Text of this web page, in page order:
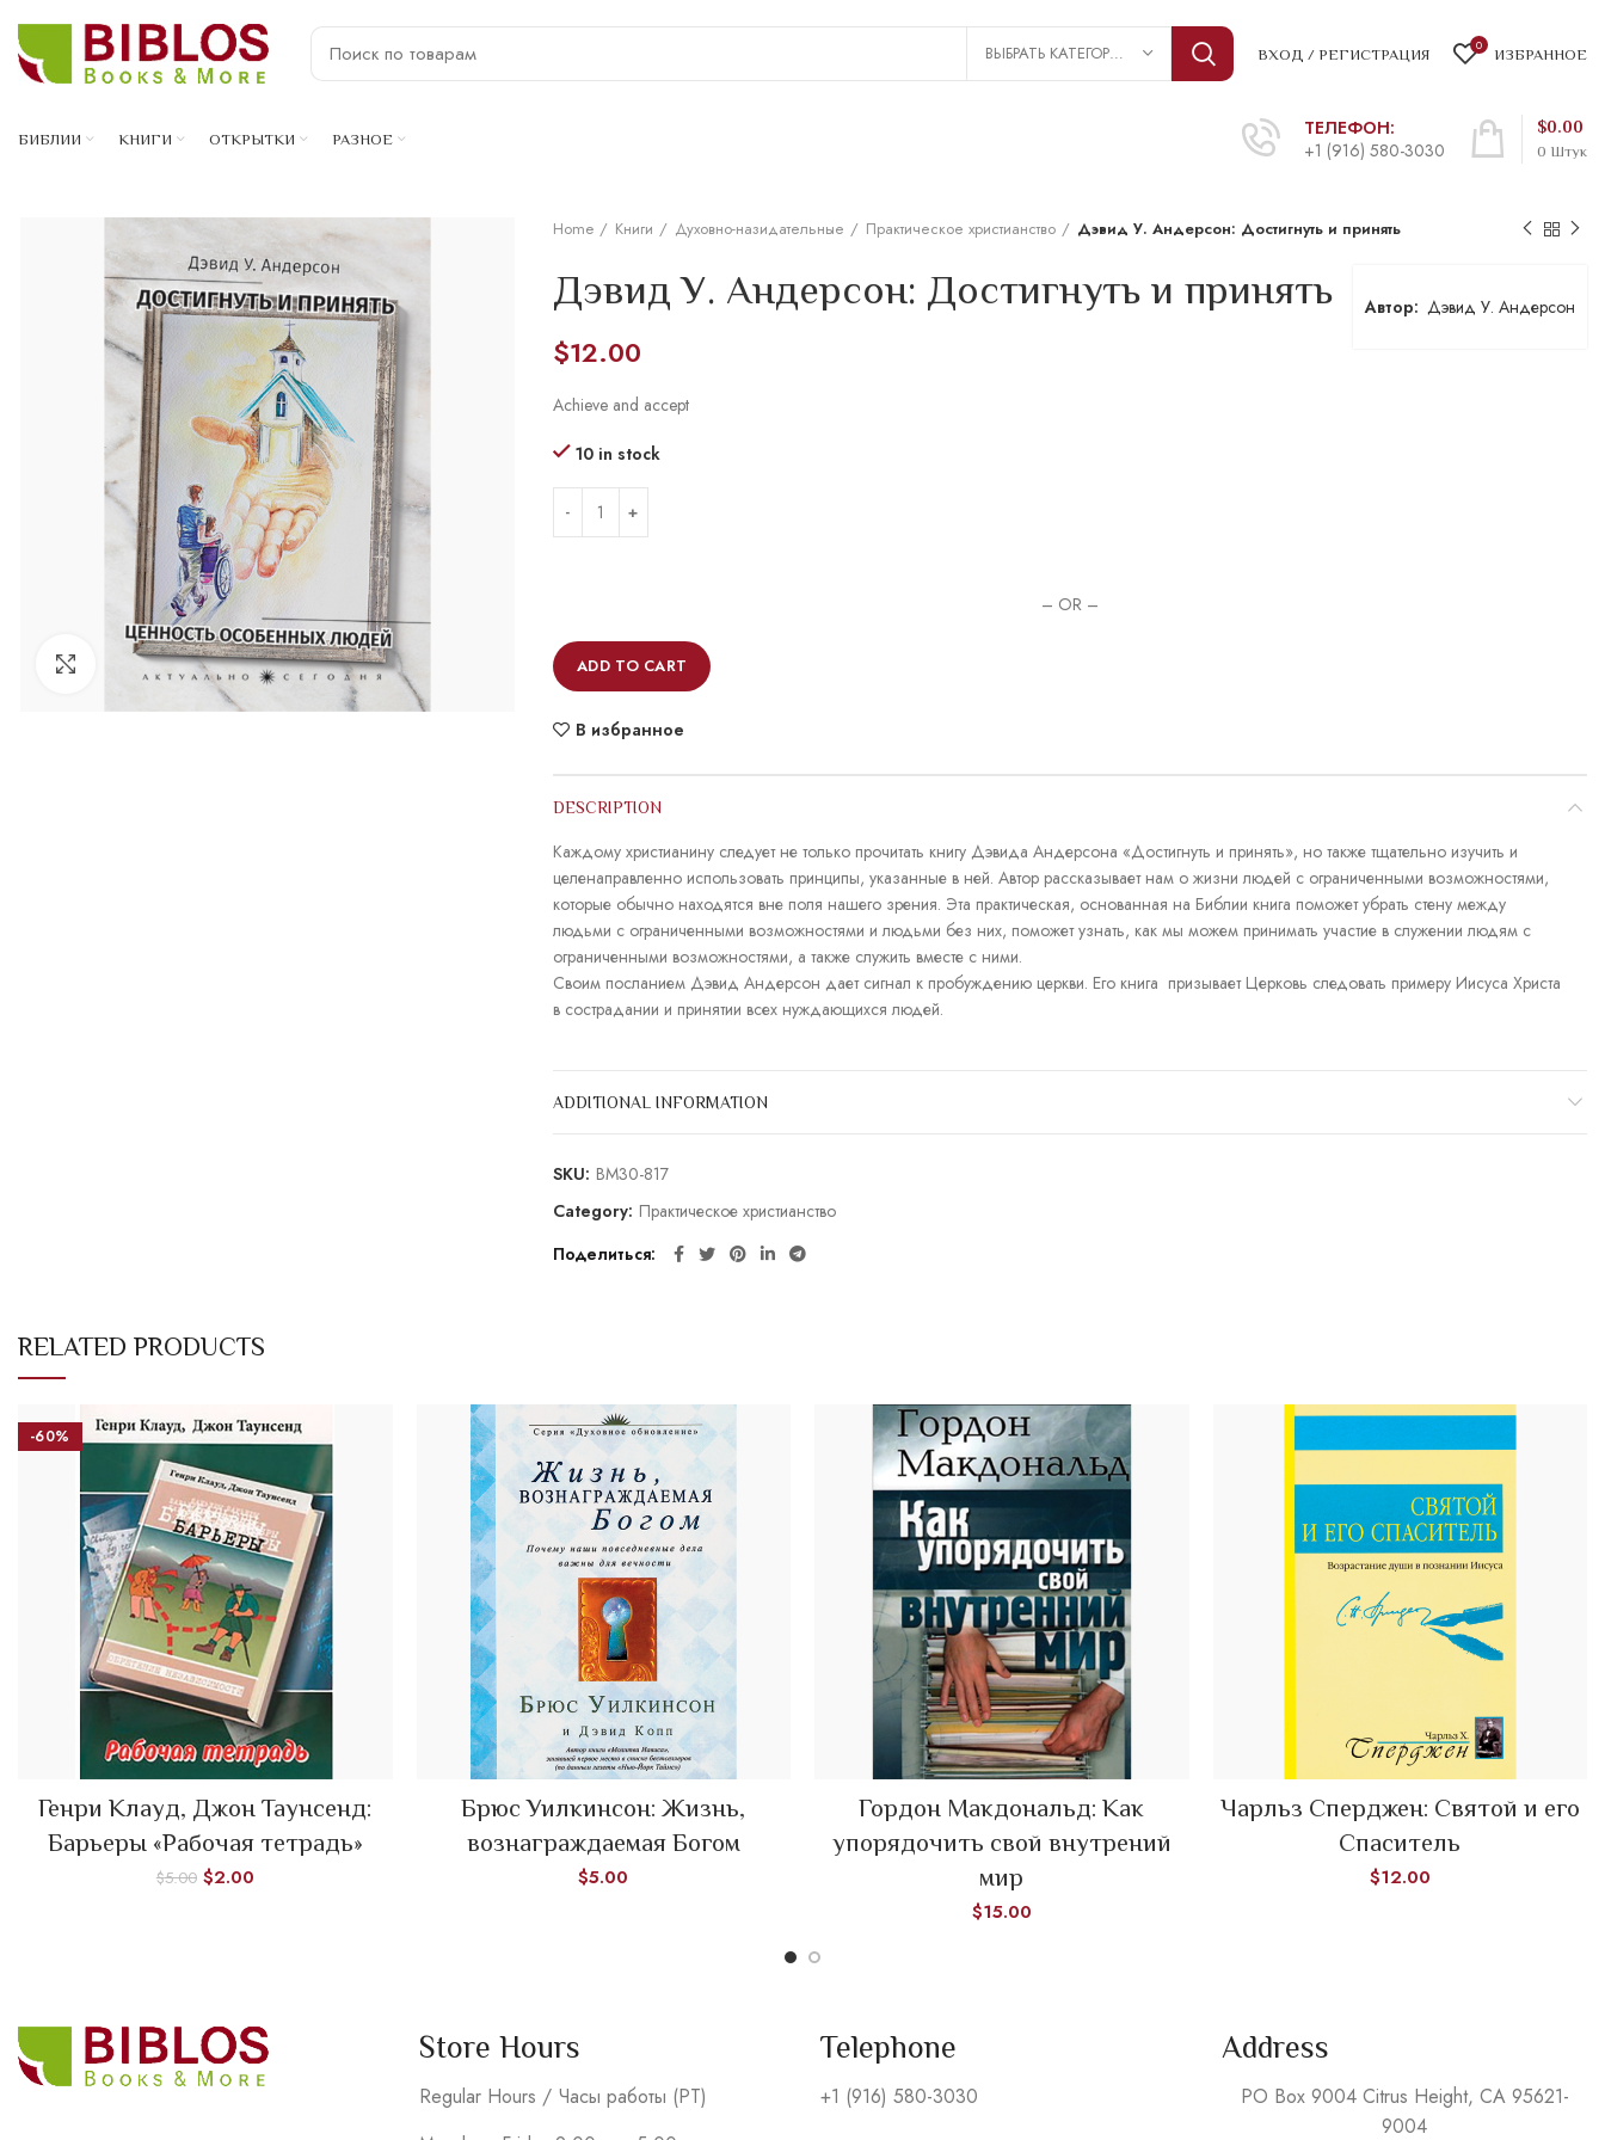
ВЫБРАТЬ КАТЕГОРИЮ ВХОД / РЕГИСТРАЦИЯ 0 ИЗБРАННОЕ
БИБЛИИ КНИГИ ОТКРЫТКИ РАЗНОЕ
ТЕЛЕФОН:
+1 (916) 580-3030
0 Штук
$0.00
Увеличить
Home Книги Духовно-назидательные Практическое христианство Дэвид У. Андерсон: Достигнуть и принять
Дэвид У. Андерсон
Дэвид У. Андерсон: Достигнуть и принять
$12.00
Achieve and accept
10 in stock
– OR –
ADD TO CART
В избранное
DESCRIPTION
Каждому христианину следует не только прочитать книгу Дэвида Андерсона «Достигнуть и принять», но также тщательно изучить и
целенаправленно использовать принципы, указанные в ней. Автор рассказывает нам о жизни людей с ограниченными возможностями,
которые обычно находятся вне поля нашего зрения. Эта практическая, основанная на Библии книга поможет убрать стену между
людьми с ограниченными возможностями и людьми без них, поможет узнать, как мы можем принимать участие в служении людям с
ограниченными возможностями, а также служить вместе с ними.
Своим посланием Дэвид Андерсон дает сигнал к пробуждению церкви. Его книга призывает Церковь следовать примеру Иисуса Христа
в сострадании и принятии всех нуждающихся людей.
ADDITIONAL INFORMATION
SKU: BM30-817
Category: Практическое христианство
Поделиться
RELATED PRODUCTS
-60%
ADD TO CART
Генри Клауд, Джон Таунсенд:
Барьеры «Рабочая тетрадь»
$5.00 $2.00
ADD TO CART
Брюс Уилкинсон: Жизнь,
вознаграждаемая Богом
$5.00
ADD TO CART
Гордон Макдональд: Как
упорядочить свой внутрений
мир
$15.00
ADD TO CART
Чарльз Сперджен: Святой и его
Спаситель
$12.00
Store Hours
Regular Hours / Часы работы (PT)
Telephone
+1 (916) 580-3030
Address
PO Box 9004 Citrus Height, CA 95621-
9004